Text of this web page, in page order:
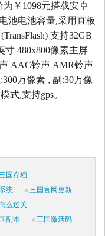
为￥1098元搭载安卓
池电池容量,采用直板
支持32GB
寸 480x800像素主屏
AAC铃声 AMR铃声
万像素 , 副:30万像
式,支持gps。
国存档
统
三国官网更新
么过关
副本
三国激活码